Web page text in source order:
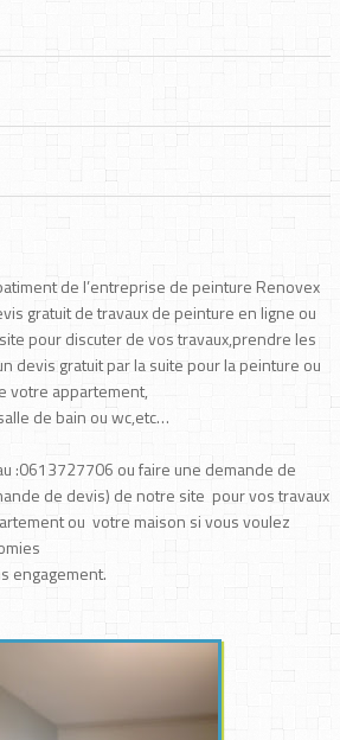
de l’entreprise de peinture Renovex
gratuit de travaux de peinture en ligne ou
pour discuter de vos travaux,prendre les
devis gratuit par la suite pour la peinture ou
votre appartement,
de bain ou wc,etc…
:0613727706 ou faire une demande de
de devis) de notre site pour vos travaux
ou votre maison si vous voulez
engagement.